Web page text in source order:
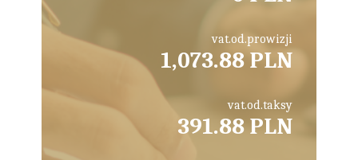
vat.od.prowizji
1,073.88 PLN
vat.od.taksy
391.88 PLN